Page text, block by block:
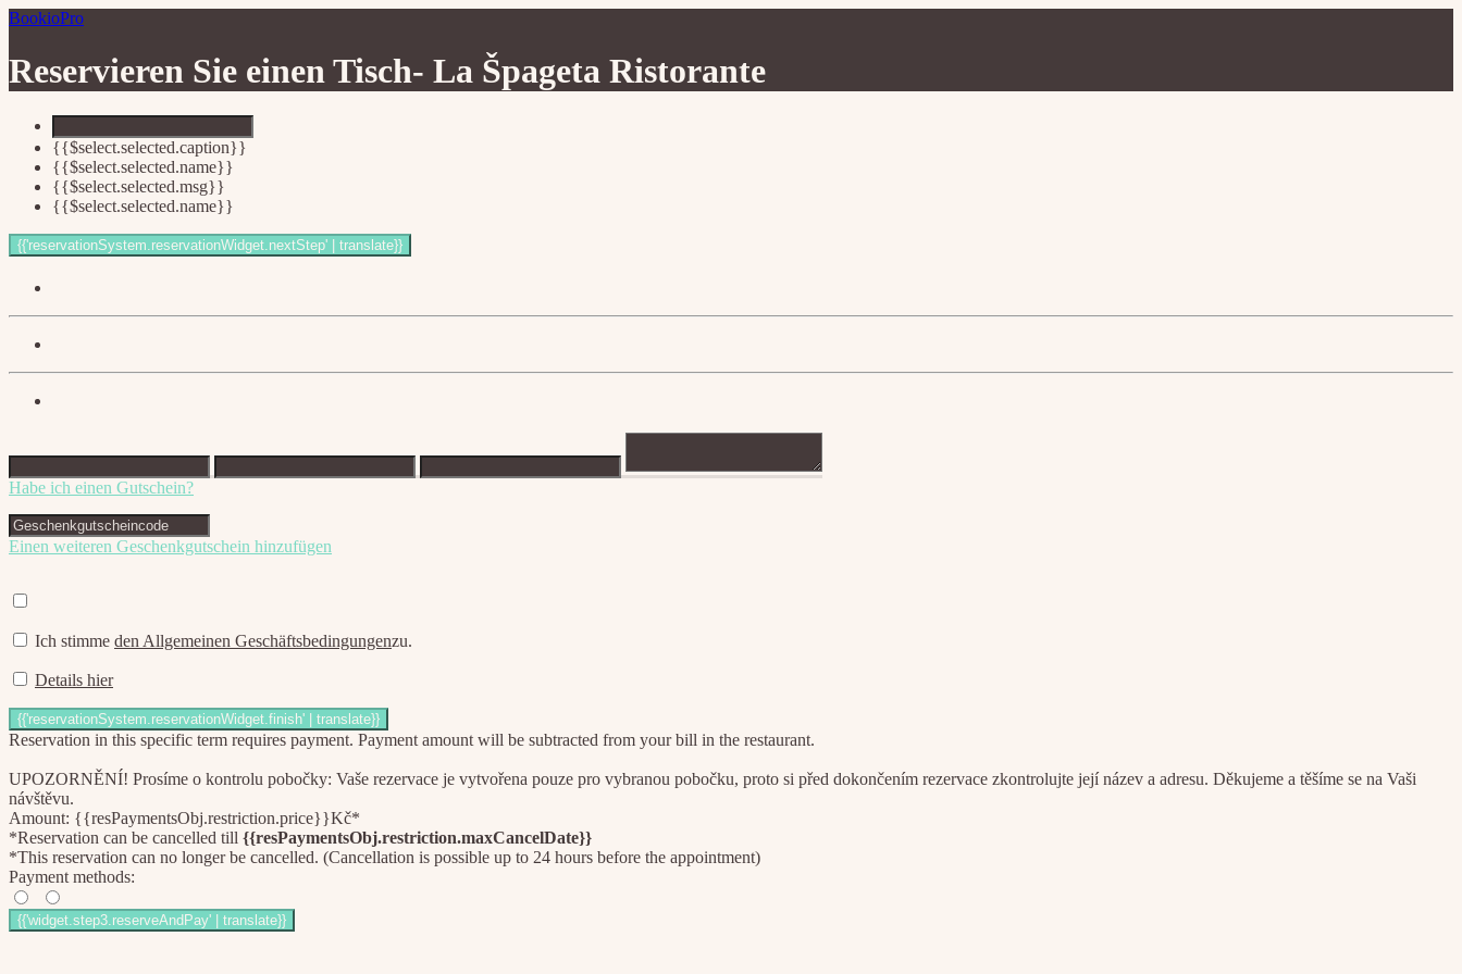
BookioPro
Reservieren Sie einen Tisch- La Špageta Ristorante
{{$select.selected.caption}}
{{$select.selected.name}}
{{$select.selected.msg}}
{{$select.selected.name}}
Habe ich einen Gutschein?
Einen weiteren Geschenkgutschein hinzufügen
Ich stimme den Allgemeinen Geschäftsbedingungenzu.
Details hier
Reservation in this specific term requires payment. Payment amount will be subtracted from your bill in the restaurant.
UPOZORNĚNÍ! Prosíme o kontrolu pobočky: Vaše rezervace je vytvořena pouze pro vybranou pobočku, proto si před dokončením rezervace zkontrolujte její název a adresu. Děkujeme a těšíme se na Vaši
návštěvu.
Amount: {{resPaymentsObj.restriction.price}}Kč*
*Reservation can be cancelled till {{resPaymentsObj.restriction.maxCancelDate}}
*This reservation can no longer be cancelled. (Cancellation is possible up to 24 hours before the appointment)
Payment methods: